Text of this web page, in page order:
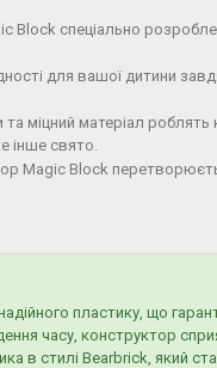
Block спеціально
для вашої дитини
та міцний матеріал
інше свято.
Magic Block
пластику, що
часу, конструктор
в стилі Bearbrick, який